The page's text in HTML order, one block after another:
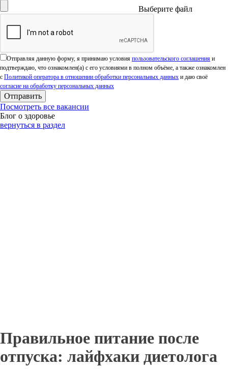
Выберите файл
Отправляя данную форму, я принимаю условия пользовательского соглашения и
подтверждаю, что ознакомлен(а) с его условиями в полном объёме, а также ознакомлен
с Политикой оператора в отношении обработки персональных данных и даю своё
согласие на обработку персональных данных
Посмотреть все вакансии
Блог о здоровье
вернуться в раздел
Правильное питание после
отпуска: лайфхаки диетолога